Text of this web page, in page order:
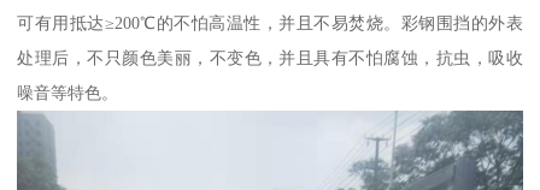
可有用抵达≥200℃的不怕高温性，并且不易焚烧。彩钢围挡的外表
处理后，不只颜色美丽，不变色，并且具有不怕腐蚀，抗虫，吸收
噪音等特色。